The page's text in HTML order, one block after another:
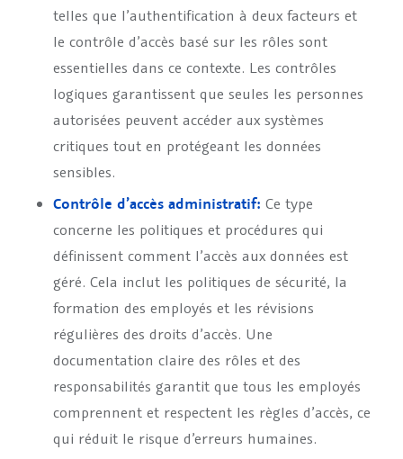
telles que l’authentification à deux facteurs et
le contrôle d’accès basé sur les rôles sont
essentielles dans ce contexte. Les contrôles
logiques garantissent que seules les personnes
autorisées peuvent accéder aux systèmes
critiques tout en protégeant les données
sensibles.
Contrôle d’accès administratif: Ce type
concerne les politiques et procédures qui
définissent comment l’accès aux données est
géré. Cela inclut les politiques de sécurité, la
formation des employés et les révisions
régulières des droits d’accès. Une
documentation claire des rôles et des
responsabilités garantit que tous les employés
comprennent et respectent les règles d’accès, ce
qui réduit le risque d’erreurs humaines.